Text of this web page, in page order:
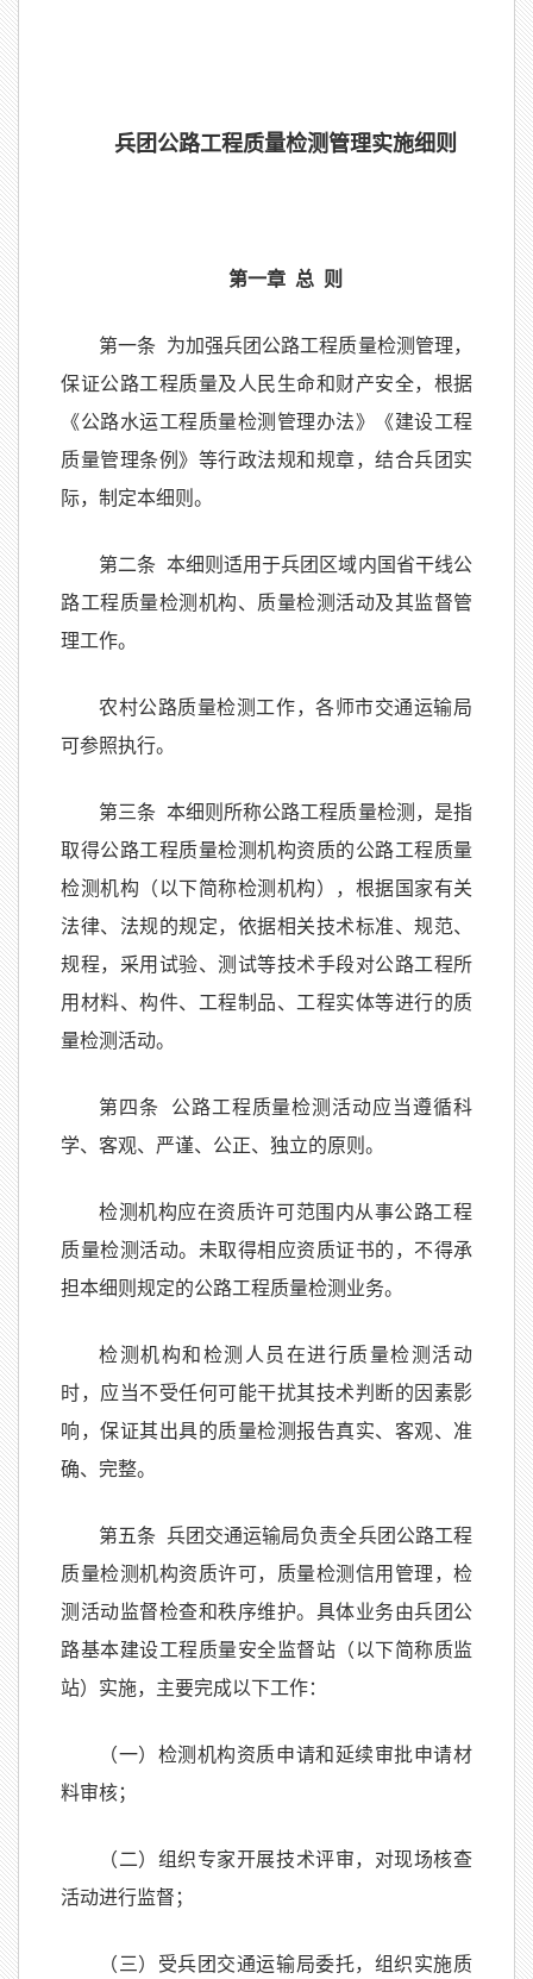
兵团公路工程质量检测管理实施细则
第一章 总 则
第一条 为加强兵团公路工程质量检测管理，
保证公路工程质量及人民生命和财产安全，根据
《公路水运工程质量检测管理办法》《建设工程
质量管理条例》等行政法规和规章，结合兵团实
际，制定本细则。
第二条 本细则适用于兵团区域内国省干线公
路工程质量检测机构、质量检测活动及其监督管
理工作。
农村公路质量检测工作，各师市交通运输局
可参照执行。
第三条 本细则所称公路工程质量检测，是指
取得公路工程质量检测机构资质的公路工程质量
检测机构（以下简称检测机构），根据国家有关
法律、法规的规定，依据相关技术标准、规范、
规程，采用试验、测试等技术手段对公路工程所
用材料、构件、工程制品、工程实体等进行的质
量检测活动。
第四条 公路工程质量检测活动应当遵循科
学、客观、严谨、公正、独立的原则。
检测机构应在资质许可范围内从事公路工程
质量检测活动。未取得相应资质证书的，不得承
担本细则规定的公路工程质量检测业务。
检测机构和检测人员在进行质量检测活动
时，应当不受任何可能干扰其技术判断的因素影
响，保证其出具的质量检测报告真实、客观、准
确、完整。
第五条 兵团交通运输局负责全兵团公路工程
质量检测机构资质许可，质量检测信用管理，检
测活动监督检查和秩序维护。具体业务由兵团公
路基本建设工程质量安全监督站（以下简称质监
站）实施，主要完成以下工作：
（一）检测机构资质申请和延续审批申请材
料审核；
（二）组织专家开展技术评审，对现场核查
活动进行监督；
（三）受兵团交通运输局委托，组织实施质